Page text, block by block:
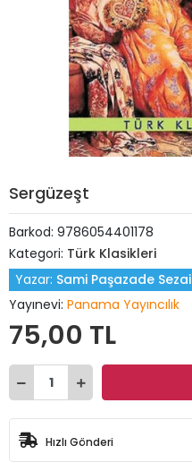
Sergüzeşt
Barkod: 9786054401178
Kategori: Türk Klasikleri
Yazar: Sami Paşazade Sezai
Yayınevi: Panama Yayıncılık
75,00 TL
Hızlı Gönderi